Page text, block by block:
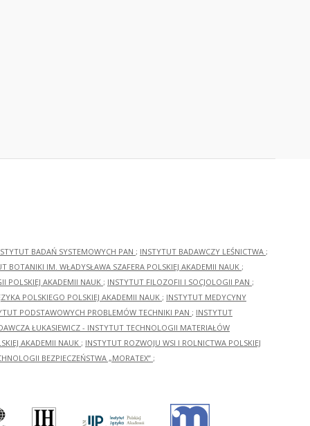
BADAŃ SYSTEMOWYCH PAN ; INSTYTUT BADAWCZY LEŚNICTWA ;
BOTANIKI IM. WŁADYSŁAWA SZAFERA POLSKIEJ AKADEMII NAUK ;
POLSKIEJ AKADEMII NAUK ; INSTYTUT FILOZOFII I SOCJOLOGII PAN ;
POLSKIEGO POLSKIEJ AKADEMII NAUK ; INSTYTUT MEDYCYNY
PODSTAWOWYCH PROBLEMÓW TECHNIKI PAN ; INSTYTUT
ŁUKASIEWICZ - INSTYTUT TECHNOLOGII MATERIAŁÓW
AKADEMII NAUK ; INSTYTUT ROZWOJU WSI I ROLNICTWA POLSKIEJ
BEZPIECZEŃSTWA „MORATEX” ;